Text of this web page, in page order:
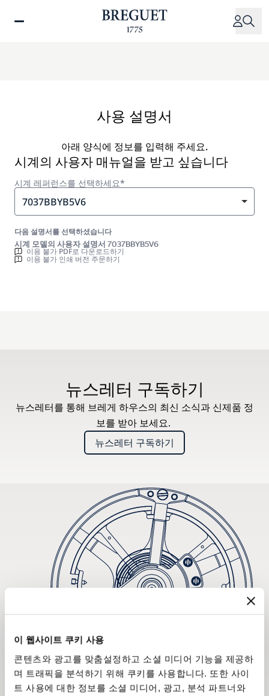
이 웹사이트 쿠키 사용
콘텐츠와 광고를 맞춤설정하고 소셜 미디어 기능을 제공하
며 트래픽을 분석하기 위해 쿠키를 사용합니다. 또한 사이
트 사용에 대한 정보를 소셜 미디어, 광고, 분석 파트너와
사용 설명서
아래 양식에 정보를 입력해 주세요.
시계의 사용자 매뉴얼을 받고 싶습니다
시계 레퍼런스를 선택하세요*
7037BBYB5V6
다음 설명서를 선택하셨습니다
시계 모델의 사용자 설명서 7037BBYB5V6
이용 불가 PDF로 다운로드하기
이용 불가 인쇄 버전 주문하기
뉴스레터 구독하기
뉴스레터를 통해 브레게 하우스의 최신 소식과 신제품 정
보를 받아 보세요.
뉴스레터 구독하기